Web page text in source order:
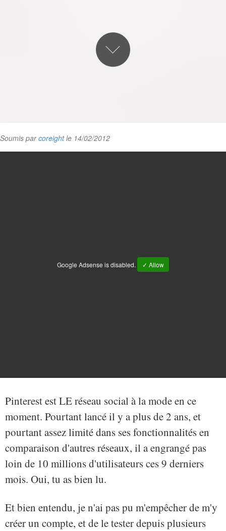
Soumis parcoreightle 14/02/2012
Google Adsense is disabled. ✓ Allow
Pinterest est LE réseau social à la mode en ce
moment. Pourtant lancé il y a plus de 2 ans, et
pourtant assez limité dans ses fonctionnalités en
comparaison d'autres réseaux, il a engrangé pas
loin de 10 millions d'utilisateurs ces 9 derniers
mois. Oui, tu as bien lu.
Et bien entendu, je n'ai pas pu m'empêcher de m'y
créer un compte, et de le tester depuis plusieurs